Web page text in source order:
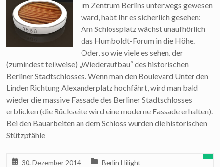
im Zentrum Berlins unterwegs gewesen
ward, habt Ihr es sicherlich gesehen:
Am Schlossplatz wächst unaufhörlich
das Humboldt-Forum in die Höhe.
Oder, so wie viele es sehen, der
(zumindest teilweise) „Wiederaufbau“ des historischen
Berliner Stadtschlosses. Wenn man den Boulevard Unter den
Linden Richtung Alexanderplatz hochfährt, wird man bald
wieder die massive Fassade des Berliner Stadtschlosses
erblicken (die Rückseite wird eine moderne Fassade erhalten).
Bei den Bauarbeiten an dem Schloss wurden die historischen
Stützpfähle
30. Dezember 2014 Berlin Hilight